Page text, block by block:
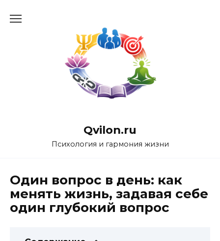
Qvilon.ru
Психология и гармония жизни
Один вопрос в день: как
менять жизнь, задавая себе
один глубокий вопрос